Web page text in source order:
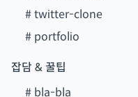
#twitter-clone
# portfolio
잡담 & 꿀팁
# bla-bla